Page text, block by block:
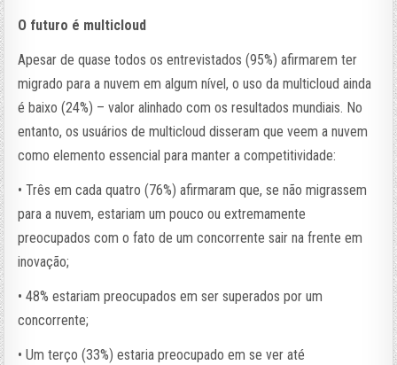
O futuro é multicloud
Apesar de quase todos os entrevistados (95%) afirmarem ter
migrado para a nuvem em algum nível, o uso da multicloud ainda
é baixo (24%) – valor alinhado com os resultados mundiais. No
entanto, os usuários de multicloud disseram que veem a nuvem
como elemento essencial para manter a competitividade:
• Três em cada quatro (76%) afirmaram que, se não migrassem
para a nuvem, estariam um pouco ou extremamente
preocupados com o fato de um concorrente sair na frente em
inovação;
• 48% estariam preocupados em ser superados por um
concorrente;
• Um terço (33%) estaria preocupado em se ver até